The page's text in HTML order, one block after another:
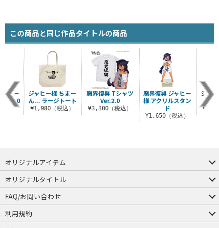
この商品と同じ作品タイトルの商品
魔界復興 Tシャツ
Ver.2.0
¥3,300（税込）
魔界復興 ジャヒー
様 アクリルスタン
ド
¥1,650（税込）
ジャ
ん
ビー
込）
ジャヒー様 ちまー
ん... ラージトート
¥1,980（税込）
オリジナルアイテム
つままれ
つかまれ
ピョコッテ
オリジナルタイトル
アイテムヤ
ミスカトニック大學購買部
FAQ/お問い合わせ
FAQ
お問い合わせ
利用規約
会員規約・ポイント規約
特定商取引法に関する表示
プライバシーポリシー